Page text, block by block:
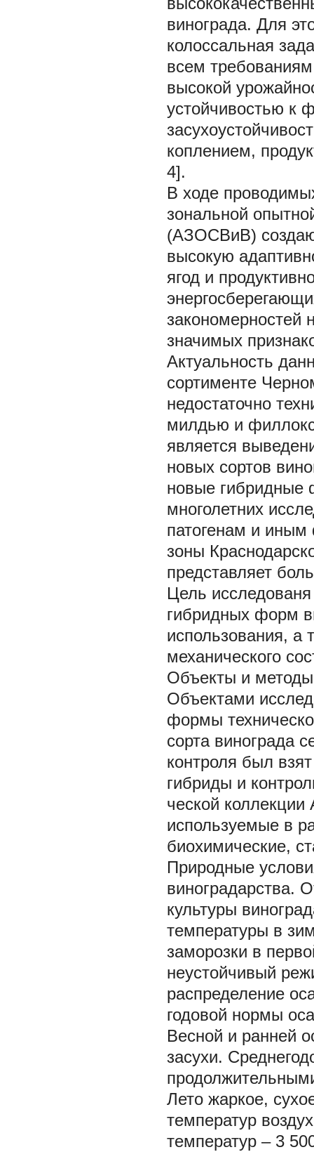
винограда. Для
колоссальная
всем
высокой
устойчивостью к
коплением,
4].
В ходе
зональной
(АЗОСВиВ)
высокую
ягод и
закономерностей
значимых
Актуальность
сортименте
недостаточно
милдью и
является
новых сортов
новые гибридные
многолетних
патогенам и
зоны
представляет
Цель
гибридных форм
использования, а
механического
Объекты и
Объектами
формы
сорта винограда
контроля был
гибриды и
ческой
используемые в
биохимические,
Природные
виноградарства.
культуры
температуры в
заморозки в
неустойчивый
распределение
годовой нормы
Весной и ранней
засухи.
Лето жаркое,
температур
температур – 3